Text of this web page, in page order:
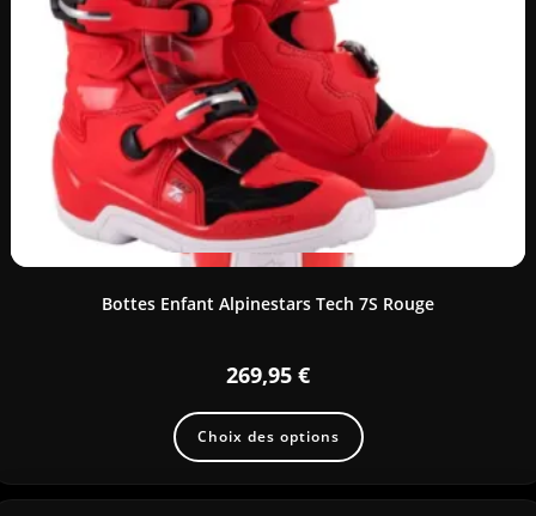
Bottes Enfant Alpinestars Tech 7S Rouge
269,95 €
Choix des options